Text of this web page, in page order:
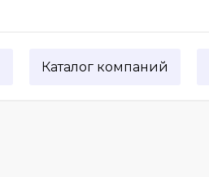
Каталог компаний